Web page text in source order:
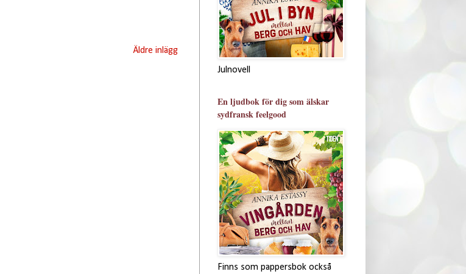
Äldre inlägg
Julnovell
En ljudbok för dig som älskar
sydfransk feelgood
Finns som pappersbok också